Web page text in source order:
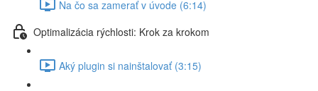
Na čo sa zamerať v úvode (6:14)
Optimalizácia rýchlosti: Krok za krokom
Aký plugin si nainštalovať (3:15)